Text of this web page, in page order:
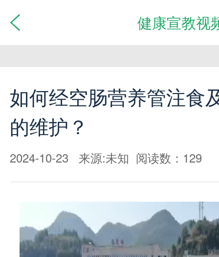
健康宣教视
如何经空肠营养管注食
的维护？
2024-10-23 来源:未知 阅读数：129